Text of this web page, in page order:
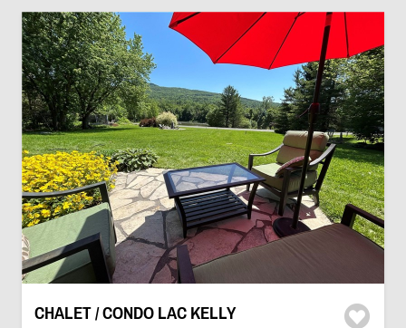
CHALET / CONDO LAC KELLY